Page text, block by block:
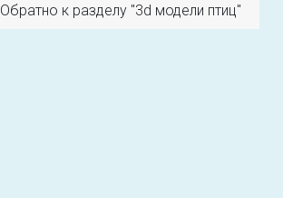
Обратно к разделу "3d модели птиц"